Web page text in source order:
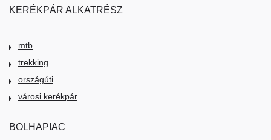
KERÉKPÁR ALKATRÉSZ
mtb
trekking
országúti
városi kerékpár
BOLHAPIAC